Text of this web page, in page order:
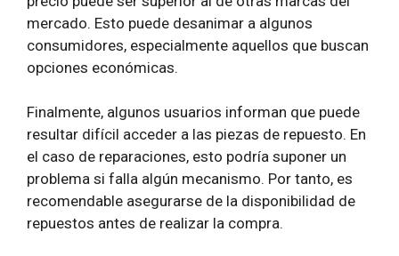
mercado. Esto puede desanimar a algunos
consumidores, especialmente aquellos que buscan
opciones económicas.
Finalmente, algunos usuarios informan que puede
resultar difícil acceder a las piezas de repuesto. En
el caso de reparaciones, esto podría suponer un
problema si falla algún mecanismo. Por tanto, es
recomendable asegurarse de la disponibilidad de
repuestos antes de realizar la compra.